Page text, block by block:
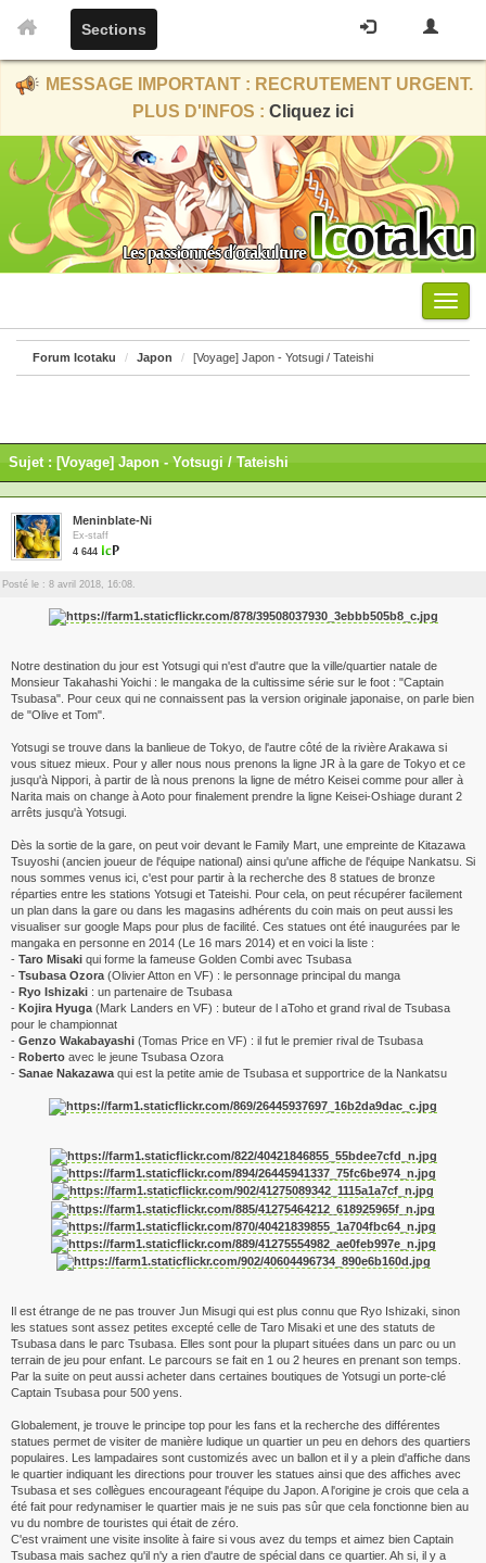
Sections
MESSAGE IMPORTANT : RECRUTEMENT URGENT.
PLUS D'INFOS : Cliquez ici
Menu
Forum Icotaku Japon [Voyage] Japon - Yotsugi / Tateishi
Sujet : [Voyage] Japon - Yotsugi / Tateishi
Meninblate-Ni
Ex-staff
4 644
Posté le : 8 avril 2018, 16:08.
Notre destination du jour est Yotsugi qui n'est d'autre que la ville/quartier natale de
Monsieur Takahashi Yoichi : le mangaka de la cultissime série sur le foot : "Captain
Tsubasa". Pour ceux qui ne connaissent pas la version originale japonaise, on parle bien
de "Olive et Tom".
Yotsugi se trouve dans la banlieue de Tokyo, de l'autre côté de la rivière Arakawa si
vous situez mieux. Pour y aller nous nous prenons la ligne JR à la gare de Tokyo et ce
jusqu'à Nippori, à partir de là nous prenons la ligne de métro Keisei comme pour aller à
Narita mais on change à Aoto pour finalement prendre la ligne Keisei-Oshiage durant 2
arrêts jusqu'à Yotsugi.
Dès la sortie de la gare, on peut voir devant le Family Mart, une empreinte de Kitazawa
Tsuyoshi (ancien joueur de l'équipe national) ainsi qu'une affiche de l'équipe Nankatsu. Si
nous sommes venus ici, c'est pour partir à la recherche des 8 statues de bronze
réparties entre les stations Yotsugi et Tateishi. Pour cela, on peut récupérer facilement
un plan dans la gare ou dans les magasins adhérents du coin mais on peut aussi les
visualiser sur google Maps pour plus de facilité. Ces statues ont été inaugurées par le
mangaka en personne en 2014 (Le 16 mars 2014) et en voici la liste :
- Taro Misaki qui forme la fameuse Golden Combi avec Tsubasa
- ‎ Tsubasa Ozora (Olivier Atton en VF) : le personnage principal du manga
- ‎Ryo Ishizaki : un partenaire de Tsubasa
- ‎Kojira Hyuga (Mark Landers en VF) : buteur de l aToho et grand rival de Tsubasa
pour le championnat
- ‎Genzo Wakabayashi (Tomas Price en VF) : il fut le premier rival de Tsubasa
- ‎ Roberto avec le jeune Tsubasa Ozora
- ‎ Sanae Nakazawa qui est la petite amie de Tsubasa et supportrice de la Nankatsu
Il est étrange de ne pas trouver Jun Misugi qui est plus connu que Ryo Ishizaki, sinon
les statues sont assez petites excepté celle de Taro Misaki et une des statuts de
Tsubasa dans le parc Tsubasa. Elles sont pour la plupart situées dans un parc ou un
terrain de jeu pour enfant. Le parcours se fait en 1 ou 2 heures en prenant son temps.
Par la suite on peut aussi acheter dans certaines boutiques de Yotsugi un porte-clé
Captain Tsubasa pour 500 yens.
Globalement, je trouve le principe top pour les fans et la recherche des différentes
statues permet de visiter de manière ludique un quartier un peu en dehors des quartiers
populaires. Les lampadaires sont customizés avec un ballon et il y a plein d'affiche dans
le quartier indiquant les directions pour trouver les statues ainsi que des affiches avec
Tsubasa et ses collègues encourageant l'équipe du Japon. A l'origine je crois que cela a
été fait pour redynamiser le quartier mais je ne suis pas sûr que cela fonctionne bien au
vu du nombre de touristes qui était de zéro.
C'est vraiment une visite insolite à faire si vous avez du temps et aimez bien Captain
Tsubasa mais sachez qu'il n'y a rien d'autre de spécial dans ce quartier. Ah si, il y a